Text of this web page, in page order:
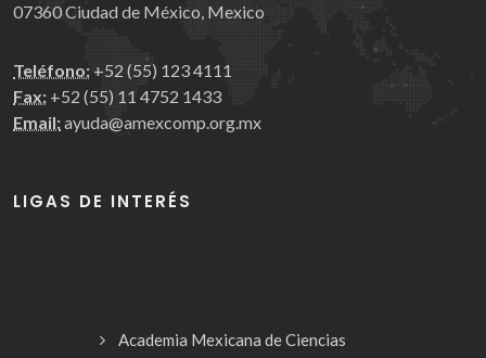
07360 Ciudad de México, Mexico
Teléfono: +52 (55) 123 4111
Fax: +52 (55) 11 4752 1433
Email:ayuda@amexcomp.org.mx
LIGAS DE INTERÉS
Academia Mexicana de Ciencias